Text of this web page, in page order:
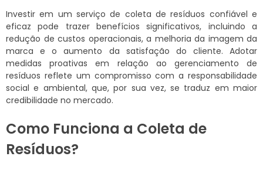
Investir em um serviço de coleta de resíduos confiável e
eficaz pode trazer benefícios significativos, incluindo a
redução de custos operacionais, a melhoria da imagem da
marca e o aumento da satisfação do cliente. Adotar
medidas proativas em relação ao gerenciamento de
resíduos reflete um compromisso com a responsabilidade
social e ambiental, que, por sua vez, se traduz em maior
credibilidade no mercado.
Como Funciona a Coleta de
Resíduos?